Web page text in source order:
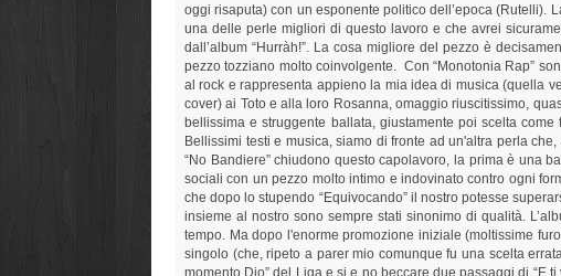
oggi risaputa) con un esponente politico dell’epoca (Rutelli).
una delle perle migliori di questo lavoro e che avrei
dall’album “Hurràh!”. La cosa migliore del pezzo è
pezzo tozziano molto coinvolgente. Con “Monotonia Rap”
al rock e rappresenta appieno la mia idea di musica (quella
cover) ai Toto e alla loro Rosanna, omaggio riuscitissimo,
bellissima e struggente ballata, giustamente poi scelta
Bellissimi testi e musica, siamo di fronte ad un'altra perla
“No Bandiere” chiudono questo capolavoro, la prima è una
sociali con un pezzo molto intimo e indovinato contro ogni
che dopo lo stupendo “Equivocando” il nostro potesse
insieme al nostro sono sempre stati sinonimo di qualità.
tempo. Ma dopo l'enorme promozione iniziale (moltissime
singolo (che, ripeto a parer mio comunque fu una scelta
momento Dio” del Liga e si e no beccare due passaggi di “E